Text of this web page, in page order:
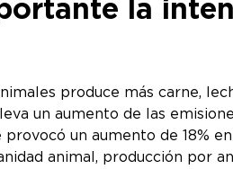
la
produce más carne,
un aumento de las
provocó un aumento de 18%
animal, producción por